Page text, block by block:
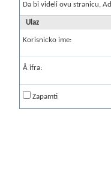
Da bi videli ovu stranicu,
Ulaz
Korisnicko ime:
Å ifra:
Zapamti